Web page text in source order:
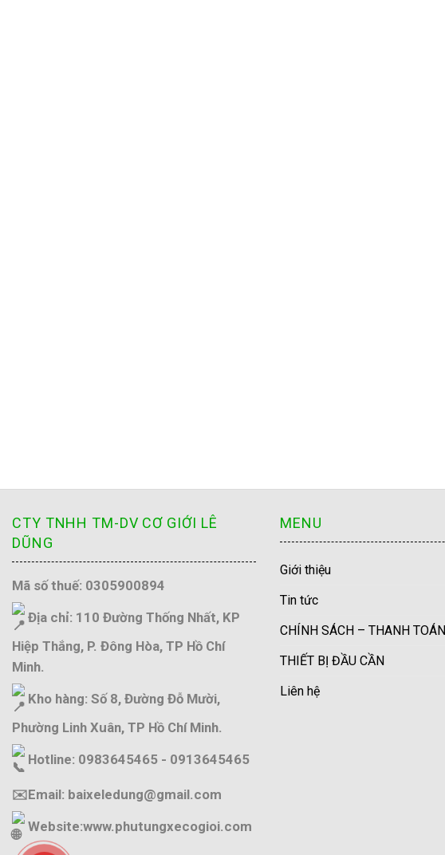
CTY TNHH TM-DV CƠ GIỚI LÊ
DŨNG
Mã số thuế: 0305900894
Địa chỉ: 110 Đường Thống Nhất, KP
Hiệp Thắng, P. Đông Hòa, TP Hồ Chí
Minh.
Kho hàng: Số 8, Đường Đỗ Mười,
Phường Linh Xuân, TP Hồ Chí Minh.
Hotline: 0983645465 - 0913645465
✉️Email: baixeledung@gmail.com
Website:www.phutungxecogioi.com
MENU
Giới thiệu
Tin tức
CHÍNH SÁCH – THANH TOÁN
THIẾT BỊ ĐẦU CẦN
Liên hệ